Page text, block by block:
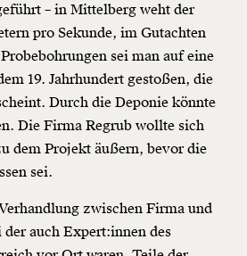
– in Mittelberg weht der
pro Sekunde, im Gutachten
sei man auf eine
19. Jahrhundert gestoßen, die
Durch die Deponie könnte
Die Firma Regrub wollte sich
dem Projekt äußern, bevor die
sei.
zwischen Firma und
auch Expert:innen des